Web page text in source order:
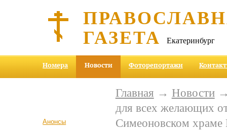
ГАЗЕТА Екатеринбург
Номера Новости Фоторепортажи
Анонсы
Главная → Новости→
для всех желающих
Симеоновском храме